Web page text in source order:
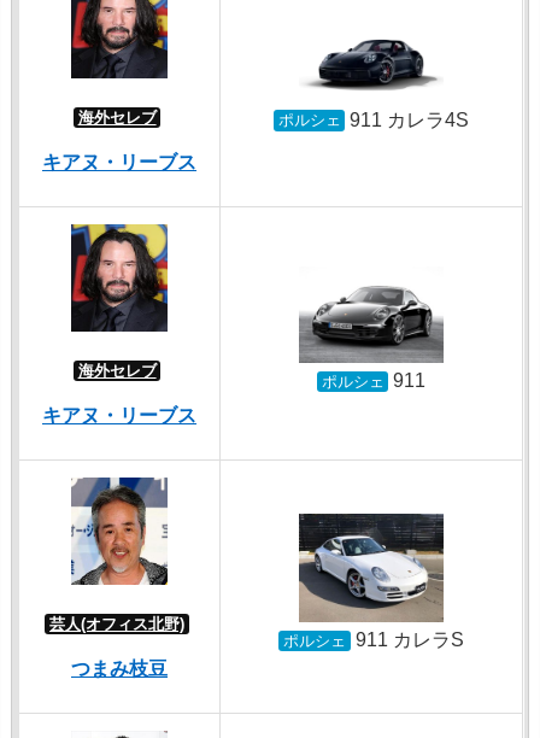
海外セレブ
キアヌ・リーブス
ポルシェ 911 カレラ4S
海外セレブ
キアヌ・リーブス
ポルシェ 911
芸人(オフィス北野)
つまみ枝豆
ポルシェ 911 カレラS